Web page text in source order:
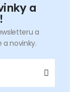
a
a
a novinky.